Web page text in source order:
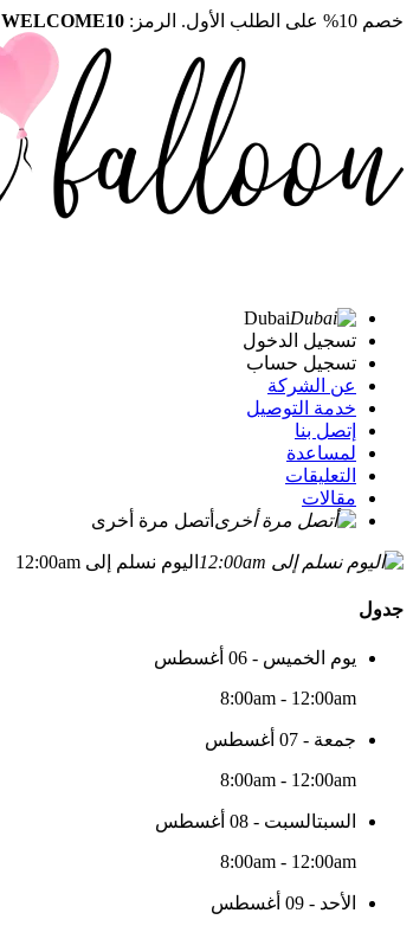
خصم 10% على الطلب الأول. الرمز: WELCOME10
Dubai
تسجيل الدخول
تسجيل حساب
عن الشركة
خدمة التوصيل
إتصل بنا
لمساعدة
التعليقات
مقالات
أتصل مرة أخرى
اليوم نسلم إلى 12:00am
جدول
يوم الخميس - 06 أغسطس
8:00am - 12:00am
جمعة - 07 أغسطس
8:00am - 12:00am
السبتالسبت - 08 أغسطس
8:00am - 12:00am
الأحد - 09 أغسطس